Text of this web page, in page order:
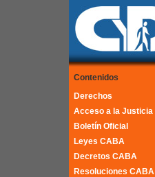
Contenidos
Derechos
Acceso a la Justicia
Boletín Oficial
Leyes CABA
Decretos CABA
Resoluciones CABA